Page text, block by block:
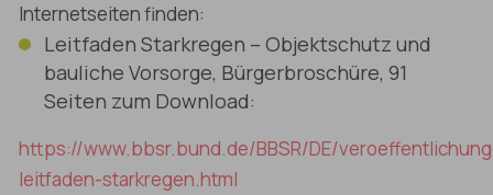
Internetseiten finden:
Leitfaden Starkregen – Objektschutz und
bauliche Vorsorge, Bürgerbroschüre, 91
Seiten zum Download:
https://www.bbsr.bund.de/BBSR/DE/
leitfaden-starkregen.html